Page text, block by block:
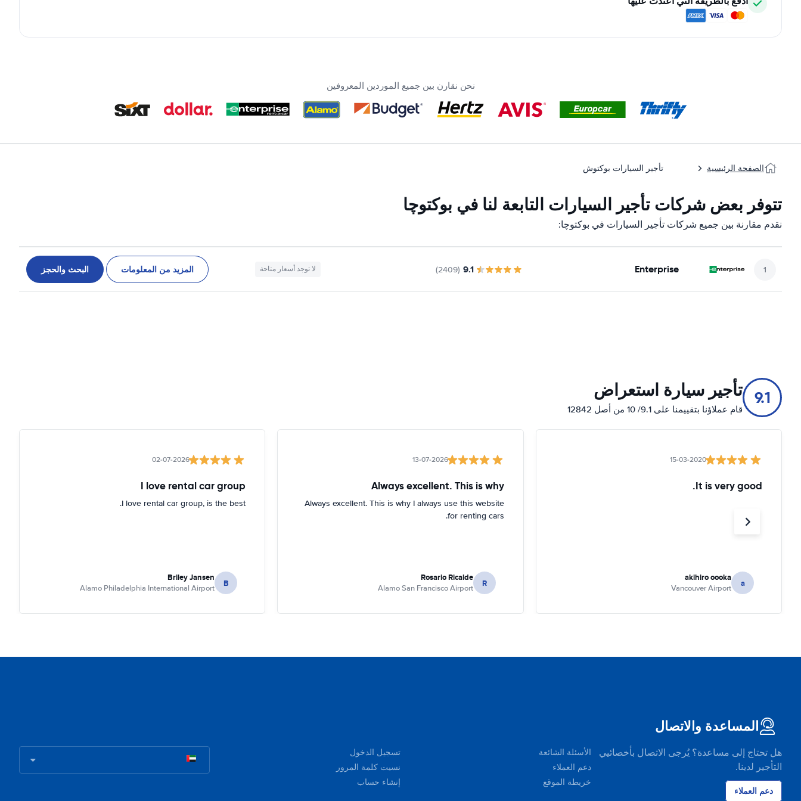
نحن نقارن بين جميع الموردين المعروفين
الصفحة الرئيسية تأجير السيارات بوكتوش
تتوفر بعض شركات تأجير السيارات التابعة لنا في بوکتوچا
نقدم مقارنة بين جميع شركات تأجير السيارات في بوکتوچا:
Enterprise
9.1
(2409) لا توجد أسعار متاحة المزيد من المعلومات البحث والحجز
9.1 تأجير سيارة استعراض
قام عملاؤنا بتقييمنا على 9.1/ 10 من أصل 12842
15-03-2020
It is very good.
a
akihiro oooka
Vancouver Airport
13-07-2026
Always excellent. This is why
Always excellent. This is why I always use this website
for renting cars.
R
Rosario Ricalde
Alamo San Francisco Airport
02-07-2026
I love rental car group
I love rental car group, is the best.
B
Briley Jansen
Alamo Philadelphia International Airport
المساعدة والاتصال
هل تحتاج إلى مساعدة؟ يُرجى الاتصال بأخصائيي
التأجير لدينا.
دعم العملاء
الأسئلة الشائعة
دعم العملاء
خريطة الموقع
تسجيل الدخول
نسيت كلمة المرور
إنشاء حساب